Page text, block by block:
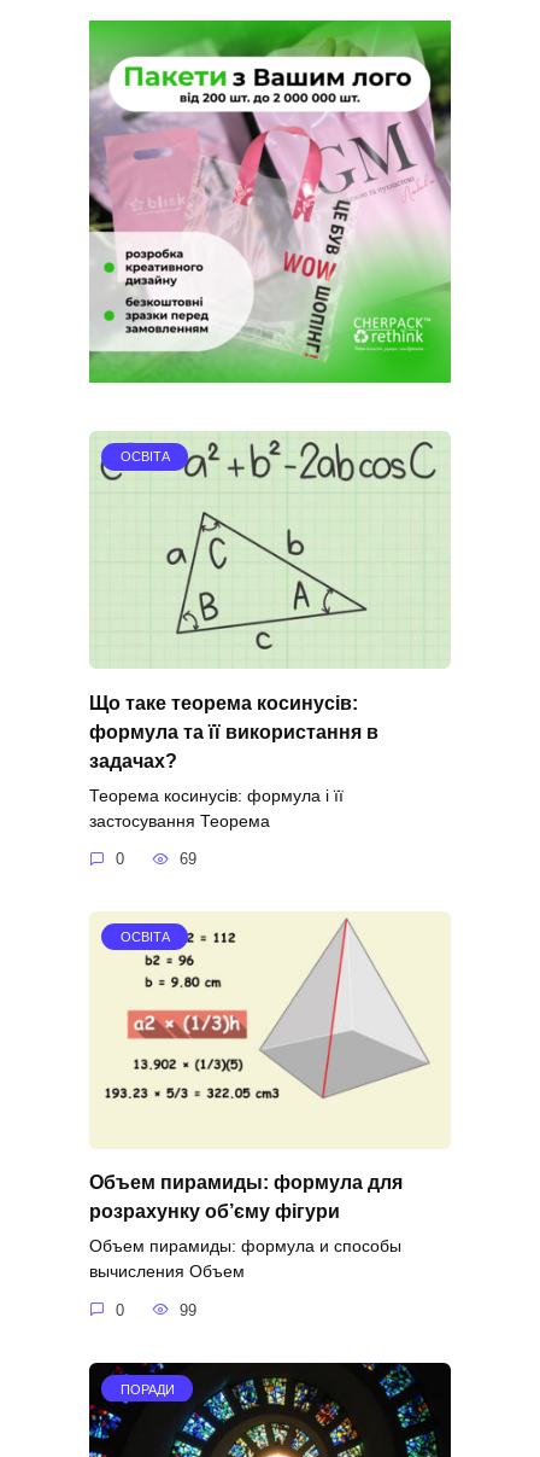
ОСВІТА
Що таке теорема косинусів:
формула та її використання в
задачах?
Теорема косинусів: формула і її
застосування Теорема
0 69
ОСВІТА
Объем пирамиды: формула для
розрахунку об’єму фігури
Объем пирамиды: формула и способы
вычисления Объем
0 99
ПОРАДИ